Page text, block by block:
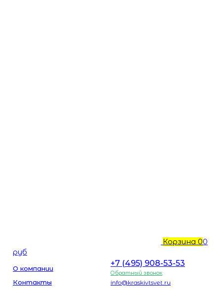
Корзина 00
руб
О компании
Контакты
+7 (495) 908-53-53
Обратный звонок
info@kraskivtsvet.ru